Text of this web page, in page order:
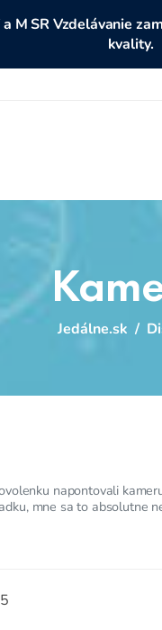
M SR Vzdelávanie
kvality.
Jedálne.sk /
napontovali
mne sa to absolutne